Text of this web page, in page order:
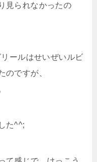
見られなかったの
ールはせいぜいルビ
のですが、
た^^;